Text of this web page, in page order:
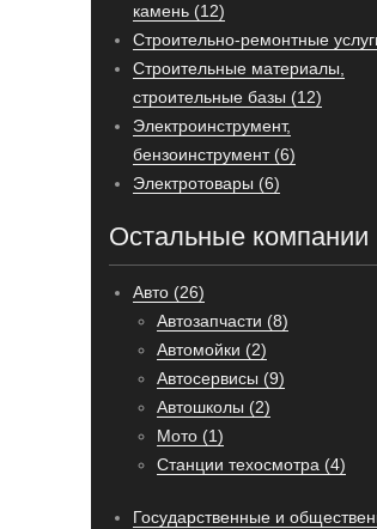
камень (12)
Строительно-ремонтные
Строительные материалы,
строительные базы (12)
Электроинструмент,
бензоинструмент (6)
Электротовары (6)
Остальные компании
Авто (26)
Автозапчасти (8)
Автомойки (2)
Автосервисы (9)
Автошколы (2)
Мото (1)
Станции техосмотра (4)
Государственные и